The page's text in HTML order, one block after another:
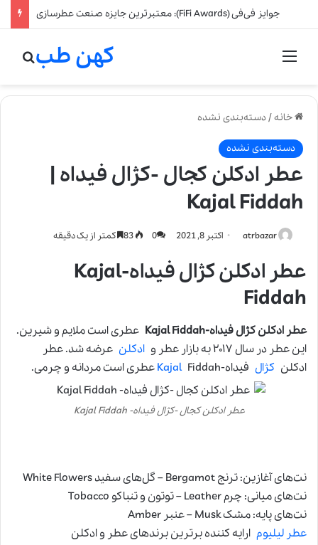
جوایز فی‌فی (FiFi Awards): معتبرترین جایزه صنعت عطرسازی
منو کهن طب
خانه/دسته‌بندی نشده
دسته‌بندی نشده
عطر ادکلن کجال -کژال فیداه |
Kajal Fiddah
atrbazar اکتبر 8, 2021 0 کمتر از یک دقیقه
عطر ادکلن کژال فیداه-Kajal
Fiddah
عطر ادکلن کژال فیداه-Kajal Fiddah
عطری است ملایم و شیرین.
این عطر در سال ۲۰۱۷ به بازار عطر و
ادکلن عرضه شد. عطر
ادکلن کژال فیداه- KajalFiddah عطری است مردانه و چرمی.
عطر ادکلن کجال -کژال فیداه- Kajal Fiddah
نت‌های آغازین: ترنج Bergamot – گل‌های سفید White Flowers
نت‌های میانی: چرم Leather – توتون و تنباکو Tobacco
نت‌های پایه: مشک Musk – عنبر Amber
عطر لیلیوم ارایه کننده برترین برندهای عطر و ادکلن